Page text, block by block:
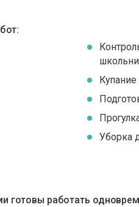
Уборка
готовы работать